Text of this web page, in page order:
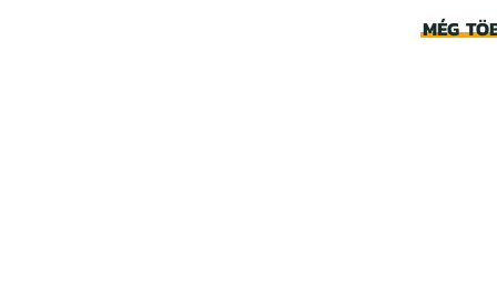
MÉG